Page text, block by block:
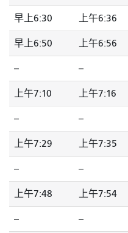
早上6:30 上午6:36
早上6:50 上午6:56
-- --
上午7:10 上午7:16
-- --
上午7:29 上午7:35
-- --
上午7:48 上午7:54
-- --